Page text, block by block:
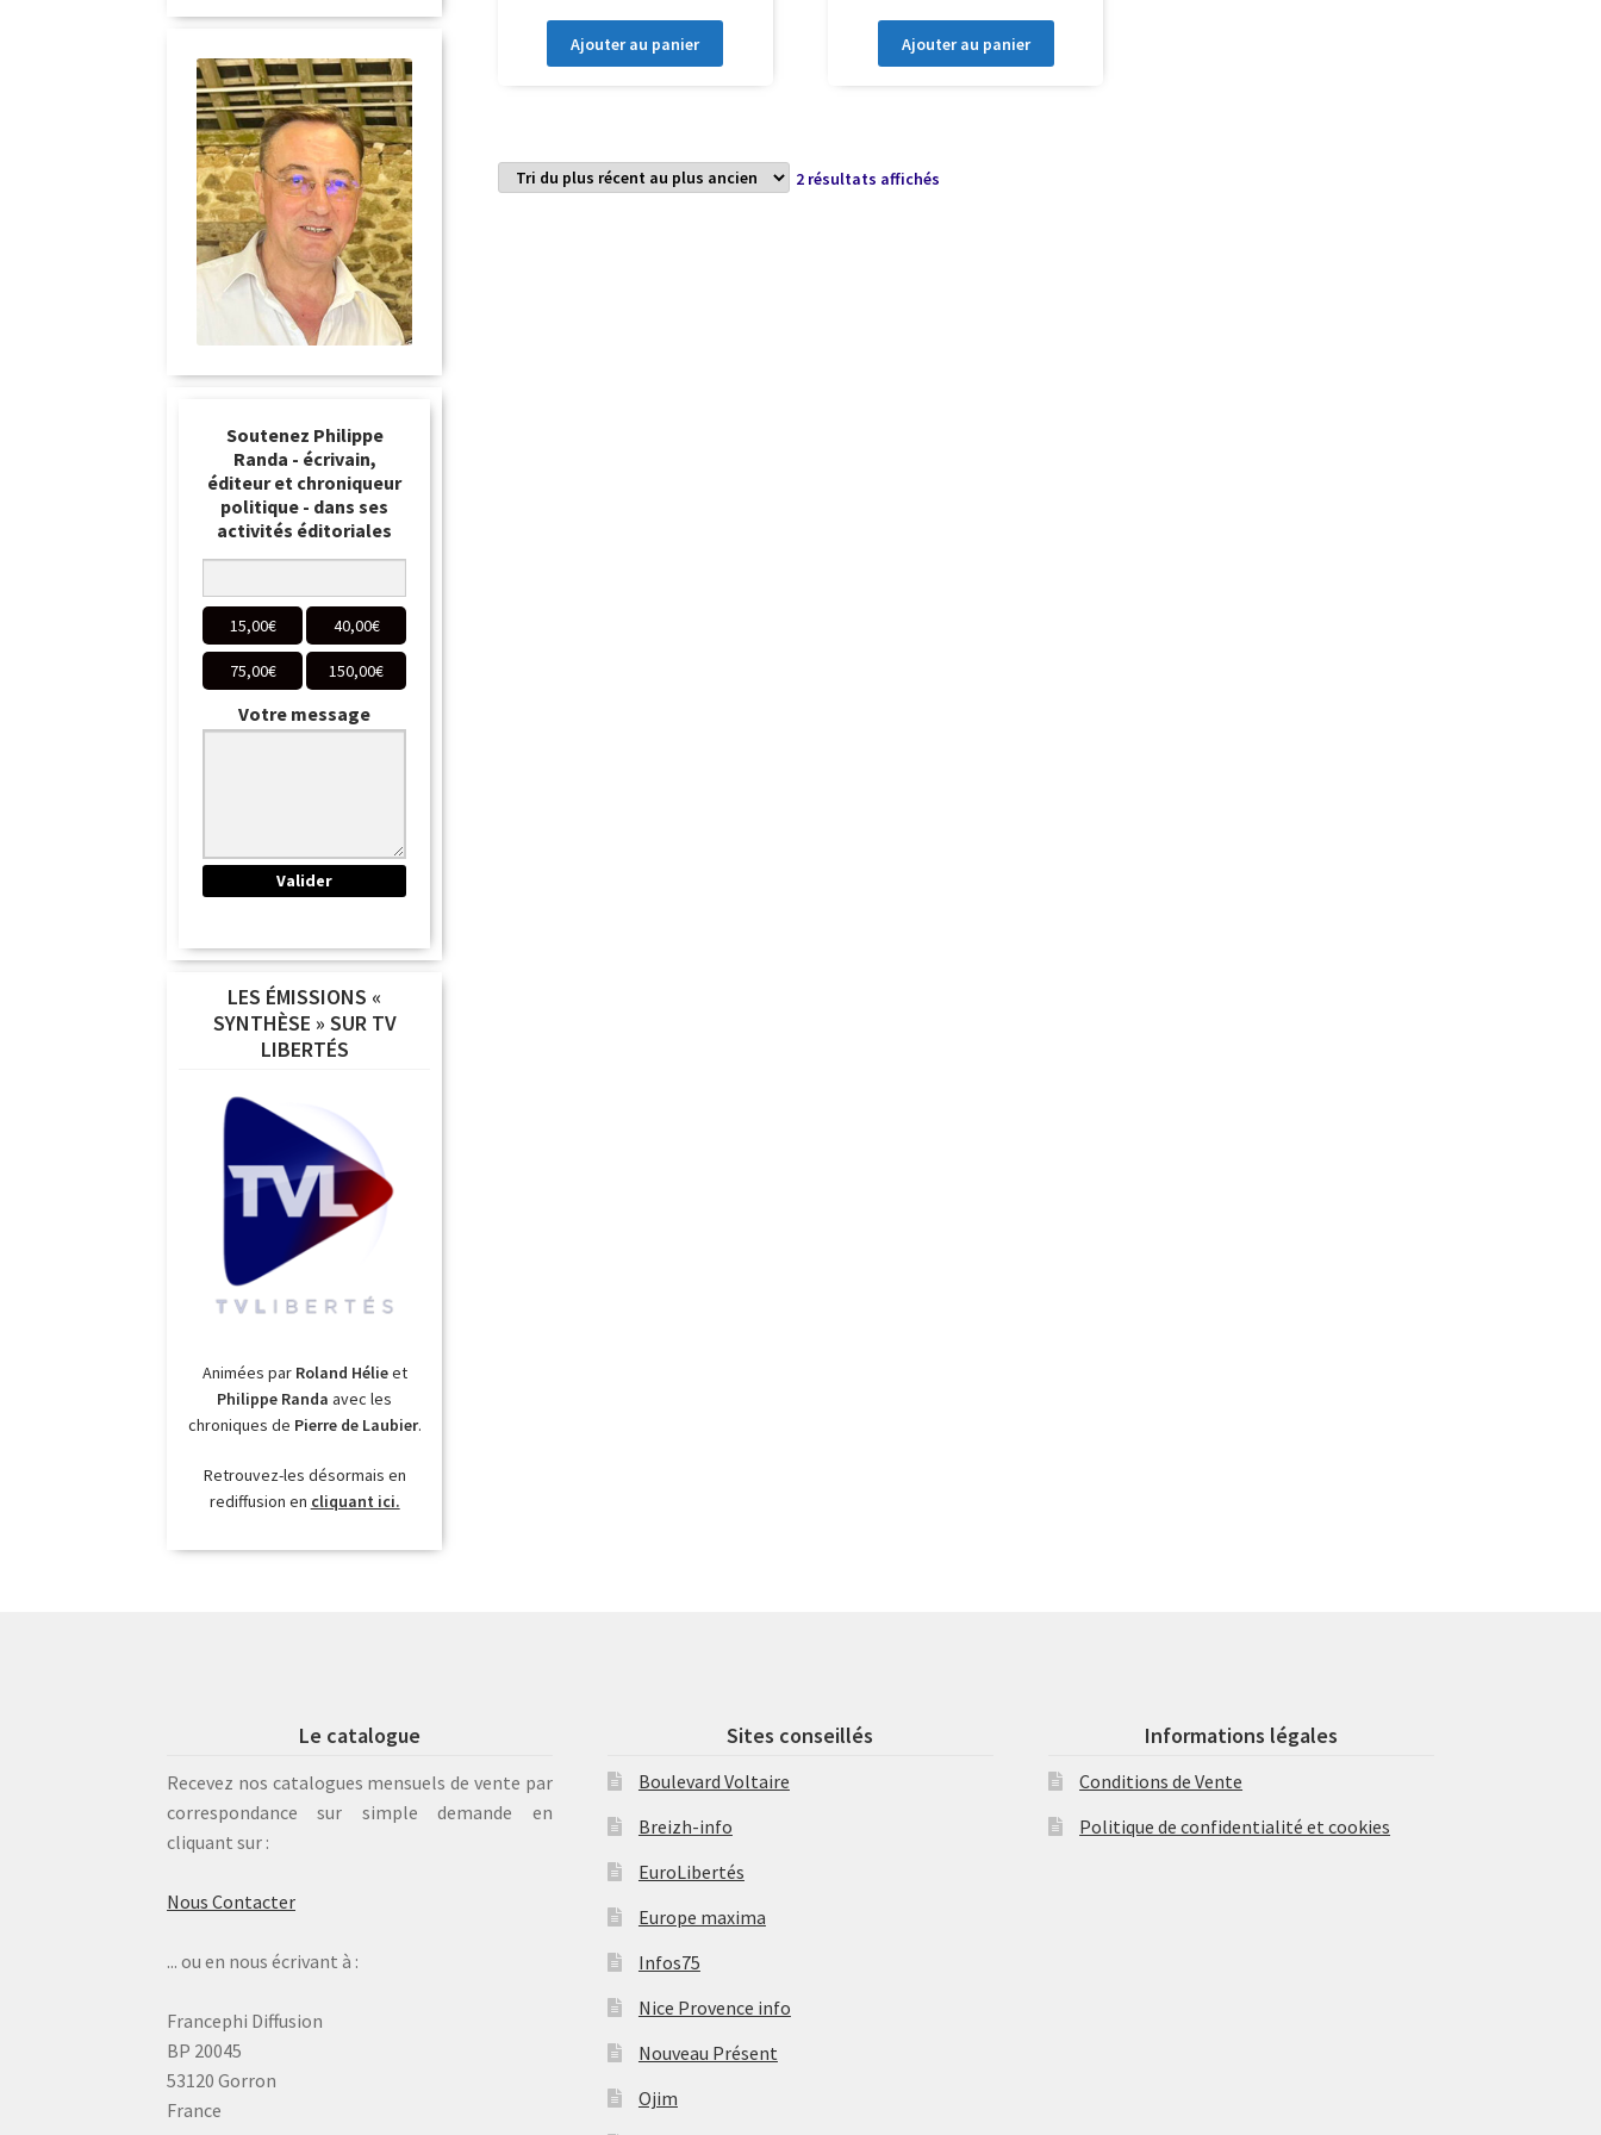
Ajouter au panier Ajouter au panier
2 résultats affichésTrié
Soutenez Philippe
Randa - écrivain,
éditeur et chroniqueur
politique - dans ses
activités éditoriales
15,00€ 40,00€
75,00€ 150,00€
Votre message
LES ÉMISSIONS «
SYNTHÈSE » SUR TV
LIBERTÉS
Animées par Roland Hélieet
Philippe Randa avec les
chroniques de Pierre de Laubier.
Retrouvez-les désormais en
rediffusion en cliquant ici.
Le catalogue
Recevez nos catalogues mensuels de vente par
correspondance sur simple demande en
cliquant sur :
Nous Contacter
... ou en nous écrivant à :
Francephi Diffusion
BP 20045
53120 Gorron
France
Sites conseillés
Boulevard Voltaire
Breizh-info
EuroLibertés
Europe maxima
Infos75
Nice Provence info
Nouveau Présent
Ojim
Informations légales
Conditions de Vente
Politique de confidentialité et cookies